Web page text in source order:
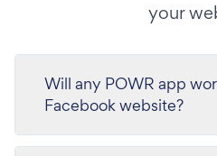
your
Will any POWR app
Facebook website?